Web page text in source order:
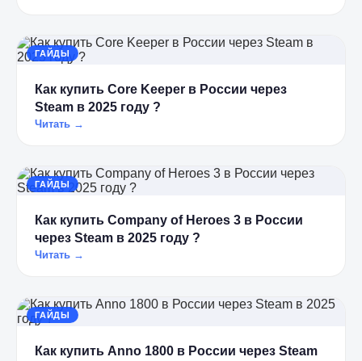
ГАЙДЫ
Как купить Core Keeper в России через
Steam в 2025 году ?
Читать →
ГАЙДЫ
Как купить Company of Heroes 3 в России
через Steam в 2025 году ?
Читать →
ГАЙДЫ
Как купить Anno 1800 в России через Steam